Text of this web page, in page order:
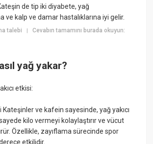
de tip iki diyabete, yağ
ve kalp ve damar hastalıklarına iyi gelir.
talebi |Cevabın tamamını burada okuyun:
yağ yakar?
etkisi:
Kateşinler ve kafein sayesinde, yağ yakıcı
kilo vermeyi kolaylaştırır ve vücut
Özellikle, zayıflama sürecinde spor
etkilidir.